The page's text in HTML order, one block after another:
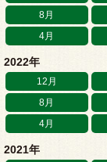
8月
4月
2022年
12月
8月
4月
2021年